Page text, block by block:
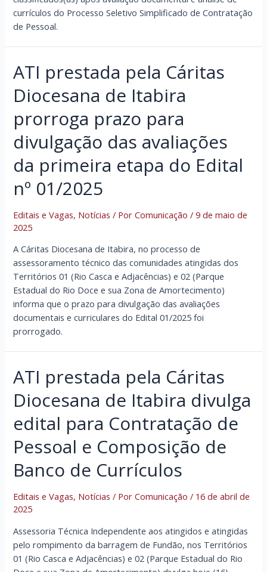
currículos do Processo Seletivo Simplificado de Contratação
de Pessoal.
ATI prestada pela Cáritas
Diocesana de Itabira
prorroga prazo para
divulgação das avaliações
da primeira etapa do Edital
nº 01/2025
Editais e Vagas, Notícias / PorComunicação/9 de maio de
2025
A Cáritas Diocesana de Itabira, no processo de
assessoramento técnico das comunidades atingidas dos
Territórios 01 (Rio Casca e Adjacências) e 02 (Parque
Estadual do Rio Doce e sua Zona de Amortecimento)
informa que o prazo para divulgação das avaliações
documentais e curriculares do Edital 01/2025 foi
prorrogado.
ATI prestada pela Cáritas
Diocesana de Itabira divulga
edital para Contratação de
Pessoal e Composição de
Banco de Currículos
Editais e Vagas, Notícias / PorComunicação/ 16 de abril de
2025
Assessoria Técnica Independente aos atingidos e atingidas
pelo rompimento da barragem de Fundão, nos Territórios
01 (Rio Casca e Adjacências) e 02 (Parque Estadual do Rio